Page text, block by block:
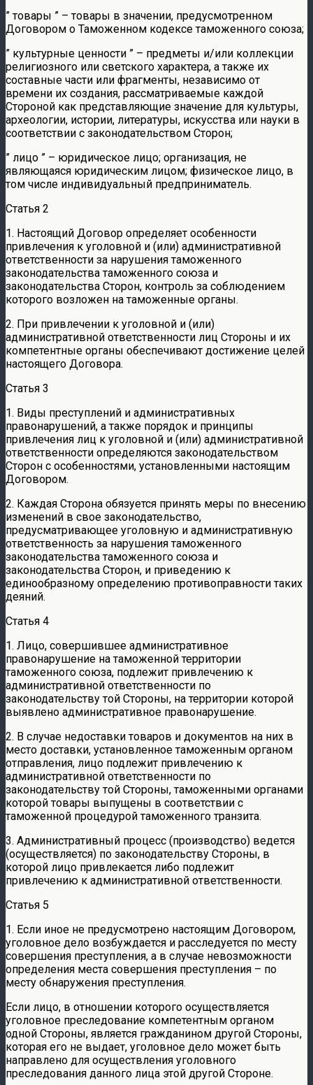
” товары ” – товары в значении, предусмотренном
Договором о Таможенном кодексе таможенного союза;
” культурные ценности ” – предметы и/или коллекции
религиозного или светского характера, а также их
составные части или фрагменты, независимо от
времени их создания, рассматриваемые каждой
Стороной как представляющие значение для культуры,
археологии, истории, литературы, искусства или науки в
соответствии с законодательством Сторон;
” лицо ” – юридическое лицо; организация, не
являющаяся юридическим лицом; физическое лицо, в
том числе индивидуальный предприниматель.
Статья 2
1. Настоящий Договор определяет особенности
привлечения к уголовной и (или) административной
ответственности за нарушения таможенного
законодательства таможенного союза и
законодательства Сторон, контроль за соблюдением
которого возложен на таможенные органы.
2. При привлечении к уголовной и (или)
административной ответственности лиц Стороны и их
компетентные органы обеспечивают достижение целей
настоящего Договора.
Статья 3
1. Виды преступлений и административных
правонарушений, а также порядок и принципы
привлечения лиц к уголовной и (или) административной
ответственности определяются законодательством
Сторон с особенностями, установленными настоящим
Договором.
2. Каждая Сторона обязуется принять меры по внесению
изменений в свое законодательство,
предусматривающее уголовную и административную
ответственность за нарушения таможенного
законодательства таможенного союза и
законодательства Сторон, и приведению к
единообразному определению противоправности таких
деяний.
Статья 4
1. Лицо, совершившее административное
правонарушение на таможенной территории
таможенного союза, подлежит привлечению к
административной ответственности по
законодательству той Стороны, на территории которой
выявлено административное правонарушение.
2. В случае недоставки товаров и документов на них в
место доставки, установленное таможенным органом
отправления, лицо подлежит привлечению к
административной ответственности по
законодательству той Стороны, таможенными органами
которой товары выпущены в соответствии с
таможенной процедурой таможенного транзита.
3. Административный процесс (производство) ведется
(осуществляется) по законодательству Стороны, в
которой лицо привлекается либо подлежит
привлечению к административной ответственности.
Статья 5
1. Если иное не предусмотрено настоящим Договором,
уголовное дело возбуждается и расследуется по месту
совершения преступления, а в случае невозможности
определения места совершения преступления – по
месту обнаружения преступления.
Если лицо, в отношении которого осуществляется
уголовное преследование компетентным органом
одной Стороны, является гражданином другой Стороны,
которая его не выдает, уголовное дело может быть
направлено для осуществления уголовного
преследования данного лица этой другой Стороне.